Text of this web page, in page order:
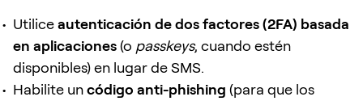
Utiliceautenticación de dos factores (2FA) basada
en aplicaciones(o passkeys, cuando estén
disponibles) en lugar de SMS.
Habilite uncódigo anti-phishing (para que los